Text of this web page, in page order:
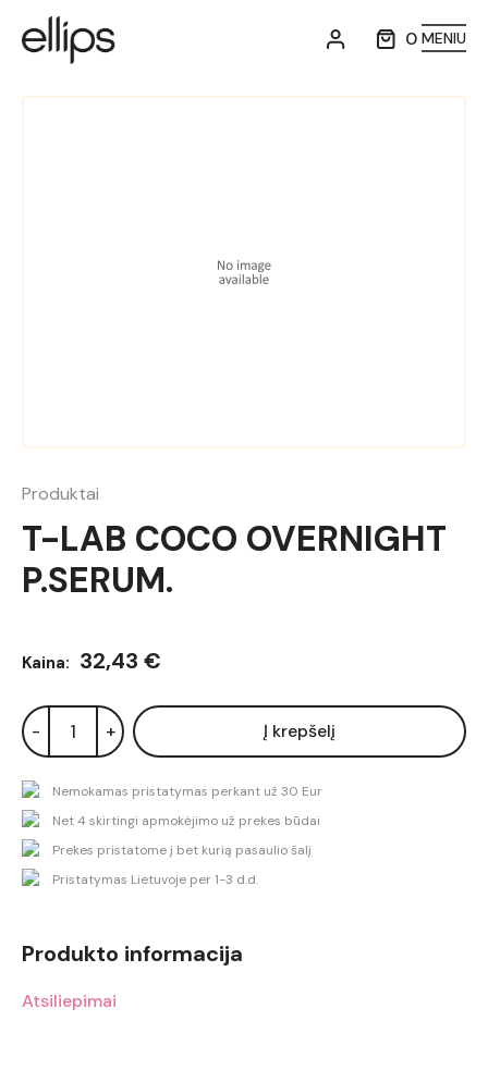
0 MENIU
Produktai
T-LAB COCO OVERNIGHT
P.SERUM.
Kaina: 32,43 €
- + Į krepšelį
Nemokamas pristatymas perkant už 30 Eur
Net 4 skirtingi apmokėjimo už prekes būdai
Prekes pristatome į bet kurią pasaulio šalį
Pristatymas Lietuvoje per 1-3 d.d.
Produkto informacija
Atsiliepimai